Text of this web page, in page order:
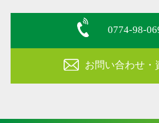
0774-98-
お問い合わせ・